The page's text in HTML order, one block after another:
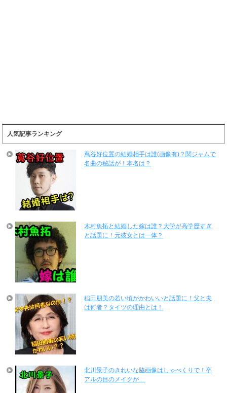
人気記事ランキング
蔦谷好位置の結婚相手は誰(画像有)？関ジャムで
名曲の秘話が！本名は？
木村魚拓と結婚した嫁は誰？大学が高学歴すぎ
と話題に！元彼女とは一体？
稲田朋美の若い頃がかわいいと話題に！父と夫
は何者？タイツの理由とは！
北川景子のきれいな脇画像はしゃべくりで！卒
アルの目のメイクが…